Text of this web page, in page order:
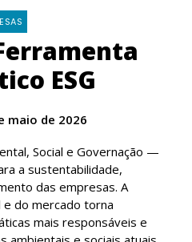
ESG
maio de 2026
Social e Governação —
a sustentabilidade,
das empresas. A
e do mercado torna
mais responsáveis e